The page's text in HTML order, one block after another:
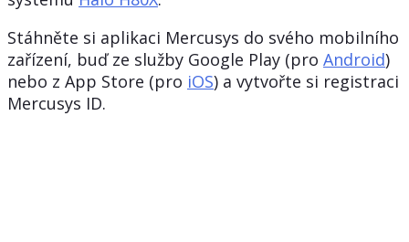
Stáhněte si aplikaci Mercusys do svého mobilního
zařízení, buď ze služby Google Play (pro Android)
nebo z App Store (pro iOS) a vytvořte si registraci
Mercusys ID.